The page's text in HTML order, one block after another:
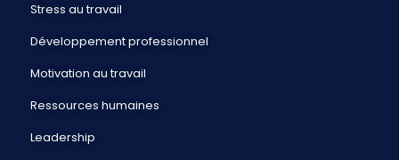
Stress au travail
Développement professionnel
Motivation au travail
Ressources humaines
Leadership